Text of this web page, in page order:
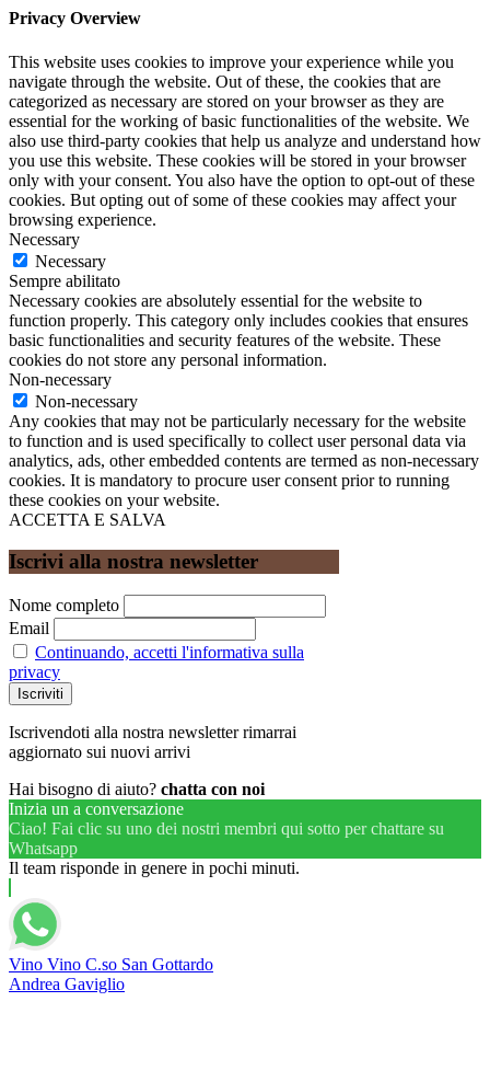
Privacy Overview
This website uses cookies to improve your experience while you
navigate through the website. Out of these, the cookies that are
categorized as necessary are stored on your browser as they are
essential for the working of basic functionalities of the website. We
also use third-party cookies that help us analyze and understand how
you use this website. These cookies will be stored in your browser
only with your consent. You also have the option to opt-out of these
cookies. But opting out of some of these cookies may affect your
browsing experience.
Necessary
Necessary
Sempre abilitato
Necessary cookies are absolutely essential for the website to
function properly. This category only includes cookies that ensures
basic functionalities and security features of the website. These
cookies do not store any personal information.
Non-necessary
Non-necessary
Any cookies that may not be particularly necessary for the website
to function and is used specifically to collect user personal data via
analytics, ads, other embedded contents are termed as non-necessary
cookies. It is mandatory to procure user consent prior to running
these cookies on your website.
ACCETTA E SALVA
Iscrivi alla nostra newsletter
Nome completo
Email
Continuando, accetti l'informativa sulla
privacy
Iscrivendoti alla nostra newsletter rimarrai
aggiornato sui nuovi arrivi
Hai bisogno di aiuto? chatta con noi
Inizia un a conversazione
Ciao! Fai clic su uno dei nostri membri qui sotto per chattare su
Whatsapp
Il team risponde in genere in pochi minuti.
Vino Vino C.so San Gottardo
Andrea Gaviglio